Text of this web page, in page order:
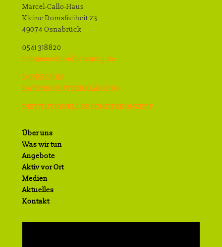
Marcel-Callo-Haus
Kleine Domsfreiheit 23
49074 Osnabrück
0541 318820
info@suednordberatung.de
IMPRESSUM
DATENSCHUTZERKLÄRUNG
INSTITUTIONELLES SCHUTZKONZEPT
Über uns
Was wir tun
Angebote
Aktiv vor Ort
Medien
Aktuelles
Kontakt